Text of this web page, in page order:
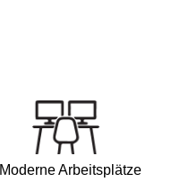
Moderne Arbeitsplätze